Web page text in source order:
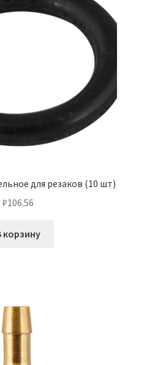
для резаков (10 шт)
₽106.56
корзину